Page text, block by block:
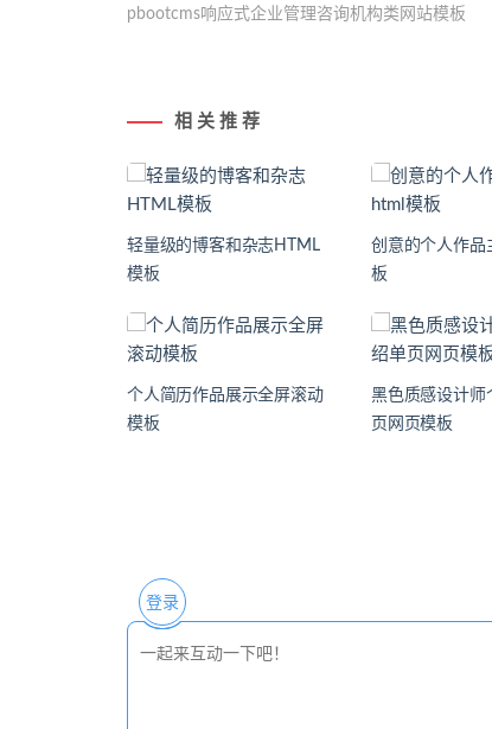
pbootcms响应式企业管理咨询机构类网站模板
相 关 推 荐
轻量级的博客和杂志HTML
模板
创意的个人作品
板
个人简历作品展示全屏滚动
模板
黑色质感设计师
页网页模板
登录